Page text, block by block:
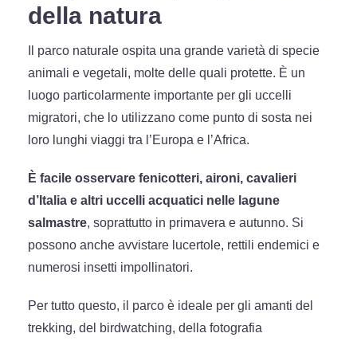
della natura
Il parco naturale ospita una grande varietà di specie
animali e vegetali, molte delle quali protette. È un
luogo particolarmente importante per gli uccelli
migratori, che lo utilizzano come punto di sosta nei
loro lunghi viaggi tra l’Europa e l’Africa.
È facile osservare fenicotteri, aironi, cavalieri
d’Italia e altri uccelli acquatici nelle lagune
salmastre, soprattutto in primavera e autunno. Si
possono anche avvistare lucertole, rettili endemici e
numerosi insetti impollinatori.
Per tutto questo, il parco è ideale per gli amanti del
trekking, del birdwatching, della fotografia